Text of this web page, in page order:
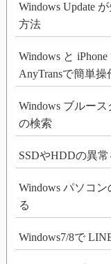
Windows Update
方法
Windows と
AnyTransで簡単操
Windows ブルー
の検索
SSDやHDDの異
Windows パソコ
る
Windows7/8で